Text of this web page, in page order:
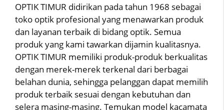
OPTIK TIMUR didirikan pada tahun 1968 sebagai
toko optik profesional yang menawarkan produk
dan layanan terbaik di bidang optik. Semua
produk yang kami tawarkan dijamin kualitasnya.
OPTIK TIMUR memiliki produk-produk berkualitas
dengan merek-merek terkenal dari berbagai
belahan dunia, sehingga pelanggan dapat memilih
produk terbaik sesuai dengan kebutuhan dan
selera masing-masing. Temukan model kacamata